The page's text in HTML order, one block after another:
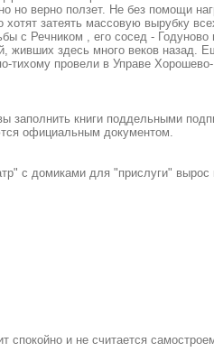
верно ползет. Не без помощи
затеять массовую вырубку
с Речником , его сосед -
живших здесь много веков назад.
тихому провели в Управе
заполнить книги поддельными
официальным документом.
с домиками для "прислуги" вырос
спокойно и не считается